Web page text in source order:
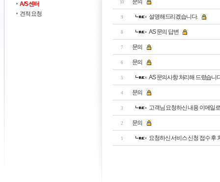
A/S 센터
견적 요청
10 문의
9 설명해드리겠습니다.
8 AS 문의 답변
7 문의
6 문의
5 AS 문의사항 처리해 드렸습니
4 문의
3 고객님 요청하신 내용 이메일
2 문의
1 요청하신 서비스 신청 접수 후